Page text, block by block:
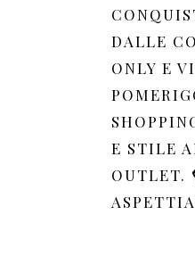
DALLE
ONLY E
E STILE
OUTLET.